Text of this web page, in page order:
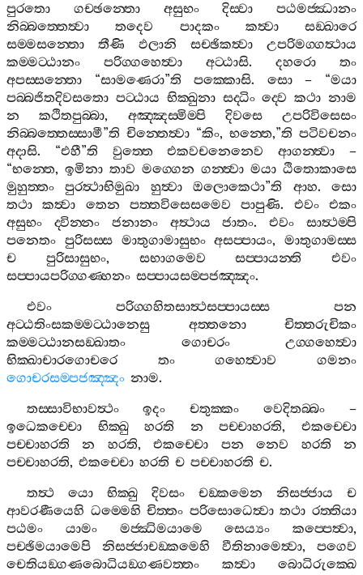
පුරතො
ගච‍්ඡන‍්තො අසුභං දිස‍්වා
පඨමජ‍්ඣානං
නිබ‍්බත‍්තෙත්‍වා
තදෙව පාදකං කත්‍වා
සඞ‍්ඛාරෙ
සම‍්මසන‍්තො
තීණි ඵලානි සච‍්ඡිකත්‍වා
උපරිමග‍්ගත්‍ථාය
කම‍්මට‍්ඨානං
පරිග‍්ගහෙත්‍වා අට‍්ඨාසි. දහරො
තං
අපස‍්සන‍්තො “සාමණෙරා”ති පක‍්කොසි. සො– “මයා
පබ‍්බජිතදිවසතො පට‍්ඨාය භික‍්ඛුනා සද‍්ධිං ද‍්වෙ කථා නාම
න
කථිතපුබ‍්බා, අඤ‍්ඤස‍්මිම‍්පි දිවසෙ
උපරිවිසෙසං
නිබ‍්බත‍්තෙස‍්සාමී”ති චින‍්තෙත්‍වා “කිං, භන‍්තෙ,”ති පටිවචනං
අදාසි. “එහී”ති වුත‍්තෙ එකවචනෙනෙව ආගන‍්ත්‍වා –
“භන‍්තෙ, ඉමිනා තාව මග‍්ගෙන ගන‍්ත්‍වා මයා ඨිතොකාසෙ
මුහුත‍්තං
පුරත්‍ථාභිමුඛා හුත්‍වා ඔලොකෙථා”ති ආහ.සො
තථා
කත්‍වා තෙන පත‍්තවිසෙසමෙව පාපුණි. එවං
එකං
අසුභං
ද‍්වින‍්නං ජනානං අත්‍ථාය ජාතං.එවං
සාත්‍ථම‍්පි
පනෙතං පුරිසස‍්ස මාතුගාමාසුභං අසප‍්පායං, මාතුගාමස‍්ස
ච
පුරිසාසුභං, සභාගමෙව සප‍්පායන‍්ති
එවං
සප‍්පායපරිග‍්ගණ‍්හනං සප‍්පායසම‍්පජඤ‍්ඤං.
එවං
පරිග‍්ගහිතසාත්‍ථසප‍්පායස‍්ස
පන
අට‍්ඨතිංසකම‍්මට‍්ඨානෙසු
අත‍්තනො
චිත‍්තරුචිකං
කම‍්මට‍්ඨානසඞ‍්ඛාතං
ගොචරං
උග‍්ගහෙත්‍වා
භික‍්ඛාචාරගොචරෙ
තං ගහෙත්‍වාව
ගමනං
ගොචරසම‍්පජඤ‍්ඤං නාම.
තස‍්සාවිභාවත්‍ථං
ඉදං චතුක‍්කං වෙදිතබ‍්බං –
ඉධෙකච‍්චො
භික‍්ඛු හරති න පච‍්චාහරති,එකච‍්චො
පච‍්චාහරති
න හරති,එකච‍්චො පන නෙව හරති
න
පච‍්චාහරති, එකච‍්චො හරති ච පච‍්චාහරති ච.
තත්‍ථ
යො භික‍්ඛු දිවසං චඞ‍්කමෙන නිසජ‍්ජාය
ච
ආවරණීයෙහි ධම‍්මෙහි චිත‍්තං පරිසොධෙත්‍වා තථා රත‍්තියා
පඨමං
යාමං මජ‍්ඣිමයාමෙ සෙය්‍යං කප‍්පෙත්‍වා,
පච‍්ඡිමයාමෙපි
නිසජ‍්ජාචඞ‍්කමෙහි වීතිනාමෙත්‍වා,පගෙව
චෙතියඞ‍්ගණබොධියඞ‍්ගණවත‍්තං
කත්‍වා බොධිරුක‍්ඛෙ